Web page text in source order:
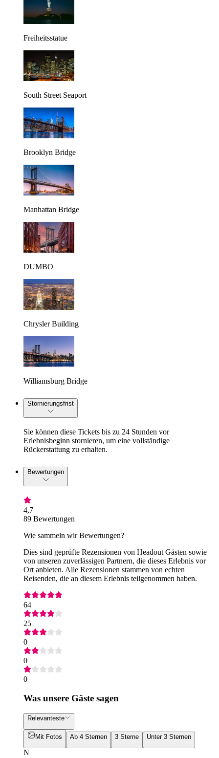
Freiheitsstatue
South Street Seaport
Brooklyn Bridge
Manhattan Bridge
DUMBO
Chrysler Building
Williamsburg Bridge
Stornierungsfrist
Sie können diese Tickets bis zu 24 Stunden vor
Erlebnisbeginn stornieren, um eine vollständige
Rückerstattung zu erhalten.
Bewertungen
4,7
89 Bewertungen
Wie sammeln wir Bewertungen?
Dies sind geprüfte Rezensionen von Headout Gästen sowie
von unseren zuverlässigen Partnern, die dieses Erlebnis vor
Ort anbieten. Alle Rezensionen stammen von echten
Reisenden, die an diesem Erlebnis teilgenommen haben.
64
25
0
0
0
Was unsere Gäste sagen
Relevanteste
Mit Fotos Ab 4 Sternen 3 Sterne Unter 3 Sternen
N